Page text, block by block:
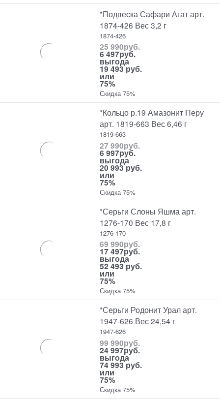
*Подвеска Сафари Агат арт.
1874-426 Вес 3,2 г
1874-426
25 990руб.
6 497руб.
выгода
19 493 руб.
или
75%
Скидка 75%
*Кольцо р.19 Амазонит Перу
арт. 1819-663 Вес 6,46 г
1819-663
27 990руб.
6 997руб.
выгода
20 993 руб.
или
75%
Скидка 75%
*Серьги Слоны Яшма арт.
1276-170 Вес 17,8 г
1276-170
69 990руб.
17 497руб.
выгода
52 493 руб.
или
75%
Скидка 75%
*Серьги Родонит Урал арт.
1947-626 Вес 24,54 г
1947-626
99 990руб.
24 997руб.
выгода
74 993 руб.
или
75%
Скидка 75%